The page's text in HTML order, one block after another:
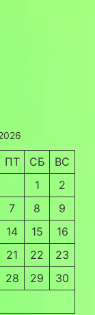
ПТ СБ
ВС
1
2
7 8
9
14 15
16
21 22
23
28 29
30